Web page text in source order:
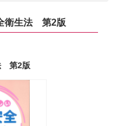
衛生法 第2版
第2版